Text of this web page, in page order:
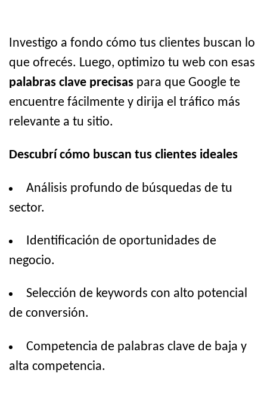
Investigo a fondo cómo tus clientes buscan lo
que ofrecés. Luego, optimizo tu web con esas
palabras clave precisas para que Google te
encuentre fácilmente y dirija el tráfico más
relevante a tu sitio.
Descubrí cómo buscan tus clientes ideales
Análisis profundo de búsquedas de tu
sector.
Identificación de oportunidades de
negocio.
Selección de keywords con alto potencial
de conversión.
Competencia de palabras clave de baja y
alta competencia.